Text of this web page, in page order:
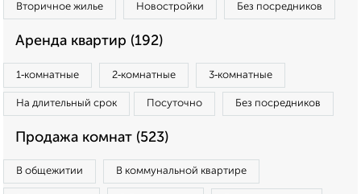
Вторичное жилье Новостройки Без посредников
Аренда квартир (192)
1‑комнатные 2‑комнатные 3‑комнатные
На длительный срок Посуточно Без посредников
Продажа комнат (523)
В общежитии В коммунальной квартире